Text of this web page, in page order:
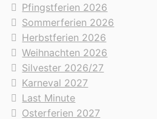
Pfingstferien 2026
Sommerferien 2026
Herbstferien 2026
Weihnachten 2026
Silvester 2026/27
Karneval 2027
Last Minute
Osterferien 2027